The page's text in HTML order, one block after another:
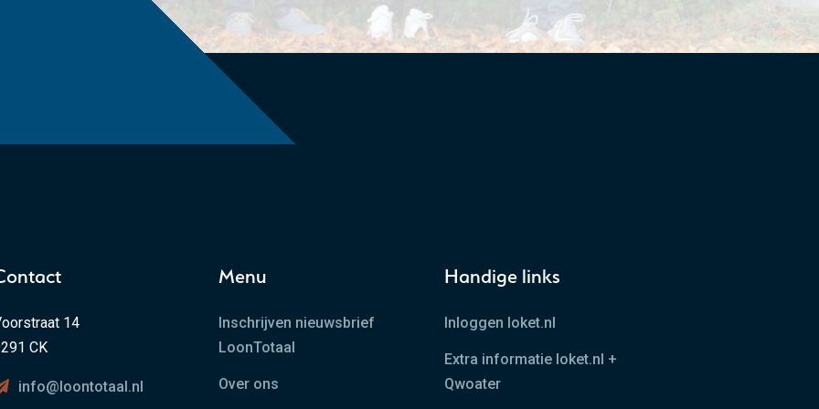
14
CK
info@loontotaal.nl
Menu
Inschrijven nieuwsbrief
LoonTotaal
Over ons
Handige links
Inloggen loket.nl
Extra informatie loket.nl +
Qwoater